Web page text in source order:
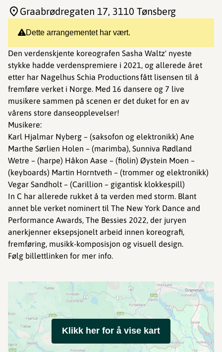
Dette arrangementet har vært.
Den verdenskjente koreografen Sasha Waltz' nyeste
stykke hadde verdenspremiere i 2021, og allerede året
etter har Nagelhus Schia Productions fått lisensen til å
fremføre verket i Norge. Med 16 dansere og 7 live
musikere sammen på scenen er det duket for en av
vårens store danseopplevelser!
Musikere:
Karl Hjalmar Nyberg – (saksofon og elektronikk) Ane
Marthe Sørlien Holen – (marimba), Sunniva Rødland
Wetre – (harpe) Håkon Aase – (fiolin) Øystein Moen –
(keyboards) Martin Horntveth – (trommer og elektronikk)
Vegar Sandholt – (Carillion – gigantisk klokkespill)
In C har allerede rukket å ta verden med storm. Blant
annet ble verket nominert til The New York Dance and
Performance Awards, The Bessies 2022, der juryen
anerkjenner eksepsjonelt arbeid innen koreografi,
fremføring, musikk-komposisjon og visuell design.
Følg billettlinken for mer info.
Graabrødregaten 17, 3110 Tønsberg
Klikk her for å vise kart